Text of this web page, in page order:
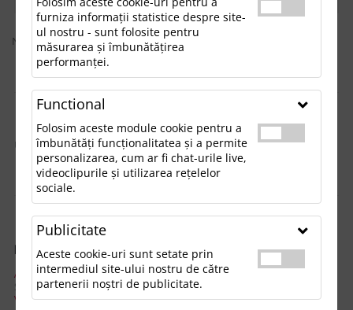
Nu sunt rezultate conform căutării dvs
Urmăreşte-ne pe:
INFORMAŢII CONTACT
ADRESA
Strada Doina nr. 9, Sector 5, Bucuresti, 052151
Vezi pe Harta
furniza informații statistice despre site-
ul nostru - sunt folosite pentru
măsurarea și îmbunătățirea
performanței.
Functional
Folosim aceste module cookie pentru a
îmbunătăți funcționalitatea și a permite
personalizarea, cum ar fi chat-urile live,
videoclipurile și utilizarea rețelelor
sociale.
Publicitate
Aceste cookie-uri sunt setate prin
intermediul site-ului nostru de către
partenerii noștri de publicitate.